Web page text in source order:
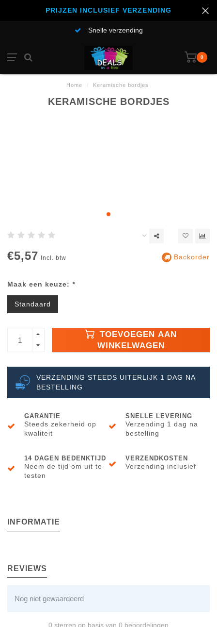
PRIJZEN INCLUSIEF VERZENDING
Snelle verzending
0
Home / Keramische bordjes
KERAMISCHE BORDJES
€5,57 Incl. btw Backorder
Maak een keuze: *
Standaard
TOEVOEGEN AAN
WINKELWAGEN
VERZENDING STEEDS UITERLIJK 1 DAG NA
BESTELLING
GARANTIE
Steeds zekerheid op
kwaliteit
SNELLE LEVERING
Verzending 1 dag na
bestelling
14 DAGEN BEDENKTIJD
Neem de tijd om uit te
testen
VERZENDKOSTEN
Verzending inclusief
INFORMATIE
REVIEWS
Nog niet gewaardeerd
0 sterren op basis van 0 beoordelingen